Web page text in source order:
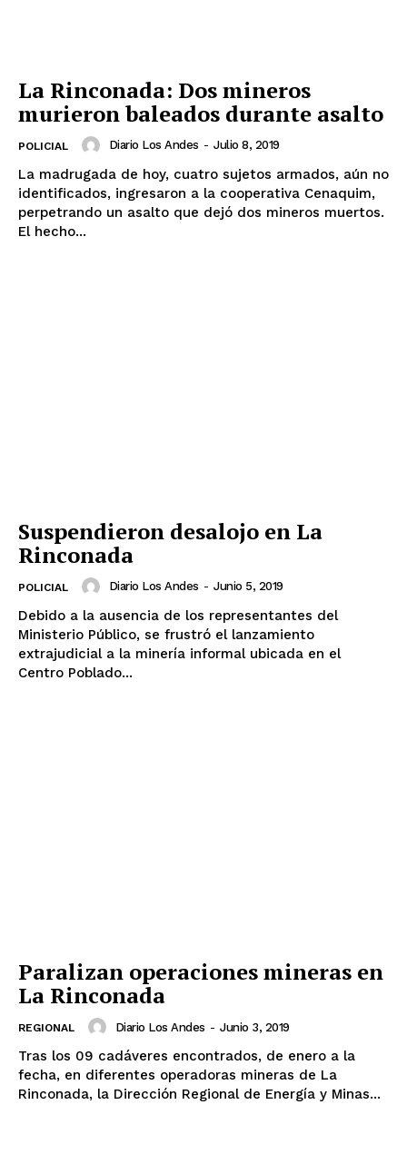
La Rinconada: Dos mineros
murieron baleados durante asalto
POLICIAL Diario Los Andes - Julio 8, 2019
La madrugada de hoy, cuatro sujetos armados, aún no
identificados, ingresaron a la cooperativa Cenaquim,
perpetrando un asalto que dejó dos mineros muertos.
El hecho...
Suspendieron desalojo en La
Rinconada
POLICIAL Diario Los Andes - Junio 5, 2019
Debido a la ausencia de los representantes del
Ministerio Público, se frustró el lanzamiento
extrajudicial a la minería informal ubicada en el
Centro Poblado...
Paralizan operaciones mineras en
La Rinconada
REGIONAL Diario Los Andes - Junio 3, 2019
Tras los 09 cadáveres encontrados, de enero a la
fecha, en diferentes operadoras mineras de La
Rinconada, la Dirección Regional de Energía y Minas...